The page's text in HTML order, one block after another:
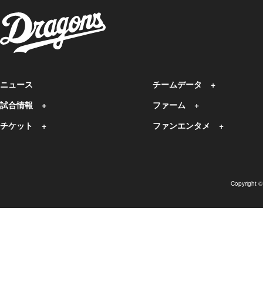
ニュース
試合情報
チケット
チームデータ
ファーム
ファンエンタメ
Copyright